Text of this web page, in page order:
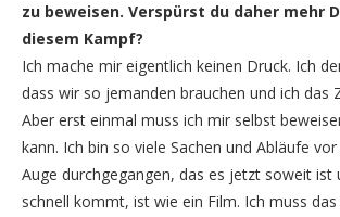
zu beweisen. Verspürst du daher mehr
diesem Kampf?
Ich mache mir eigentlich keinen Druck. Ich
dass wir so jemanden brauchen und ich das
Aber erst einmal muss ich mir selbst
kann. Ich bin so viele Sachen und Abläufe
Auge durchgegangen, das es jetzt soweit ist
schnell kommt, ist wie ein Film. Ich muss